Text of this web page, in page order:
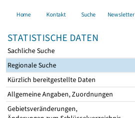
Home Kontakt Suche Newsletter
STATISTISCHE DATEN
Sachliche Suche
Regionale Suche
Kürzlich bereitgestellte Daten
Allgemeine Angaben, Zuordnungen
Gebietsveränderungen,